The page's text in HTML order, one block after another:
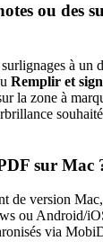
ou des
à un
Remplir et
la zone à
sur Mac
de version
ou Android/
via